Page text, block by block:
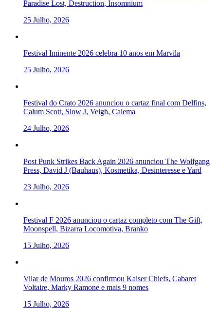
Paradise Lost, Destruction, Insomnium
25 Julho, 2026
Festival Iminente 2026 celebra 10 anos em Marvila
25 Julho, 2026
Festival do Crato 2026 anunciou o cartaz final com Delfins,
Calum Scott, Slow J, Veigh, Calema
24 Julho, 2026
Post Punk Strikes Back Again 2026 anunciou The Wolfgang
Press, David J (Bauhaus), Kosmetika, Desinteresse e Yard
23 Julho, 2026
Festival F 2026 anunciou o cartaz completo com The Gift,
Moonspell, Bizarra Locomotiva, Branko
15 Julho, 2026
Vilar de Mouros 2026 confirmou Kaiser Chiefs, Cabaret
Voltaire, Marky Ramone e mais 9 nomes
15 Julho, 2026